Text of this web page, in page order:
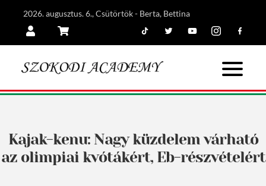
2026. augusztus. 6., Csütörtök - Berta, Bettina
Kajak-kenu: Nagy küzdelem várható
az olimpiai kvótákért, Eb-részvételért